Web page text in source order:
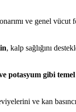
ve genel
, kalp sağlığını
potasyum gibi
ve kan